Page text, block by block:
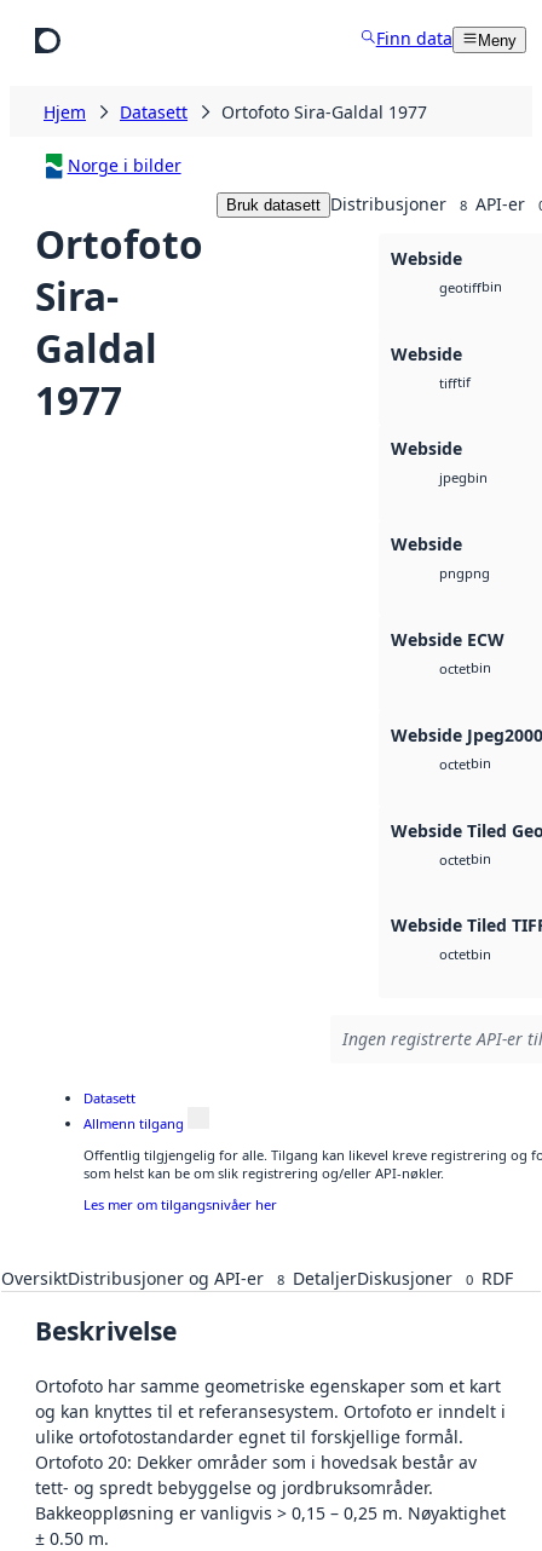
Finn data Meny
Hjem Datasett Ortofoto Sira-Galdal 1977
Norge i bilder
Ortofoto
Sira-
Galdal
1977
Bruk datasett Distribusjoner 8 API-er
Webside
geotiffbin
Webside
tifftif
Webside
jpegbin
Webside
pngpng
Webside ECW
octetbin
Webside Jpeg2000
octetbin
Webside Tiled
octetbin
Webside Tiled
octetbin
Ingen registrerte API-er
Datasett
Allmenn tilgang
Offentlig tilgjengelig for alle. Tilgang kan likevel kreve registrering og
som helst kan be om slik registrering og/eller API-nøkler.
Les mer om tilgangsnivåer her
OversiktDistribusjoner og API-er 8 DetaljerDiskusjoner 0 RDF
Beskrivelse
Ortofoto har samme geometriske egenskaper som et kart
og kan knyttes til et referansesystem. Ortofoto er inndelt i
ulike ortofotostandarder egnet til forskjellige formål.
Ortofoto 20: Dekker områder som i hovedsak består av
tett- og spredt bebyggelse og jordbruksområder.
Bakkeoppløsning er vanligvis > 0,15 – 0,25 m. Nøyaktighet
± 0.50 m.